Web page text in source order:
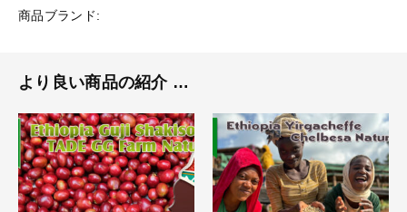
ィ
ウ
シ
ュ
ナ
チ
ュ
商品ブランド:
より良い商品の紹介 …